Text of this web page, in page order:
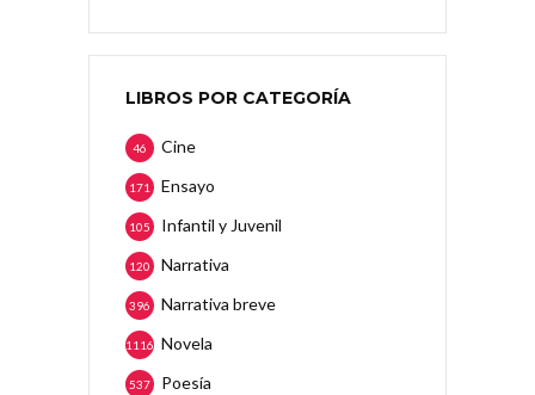
LIBROS POR CATEGORÍA
Cine
46
Ensayo
171
Infantil y Juvenil
105
Narrativa
120
Narrativa breve
396
Novela
1116
Poesía
537